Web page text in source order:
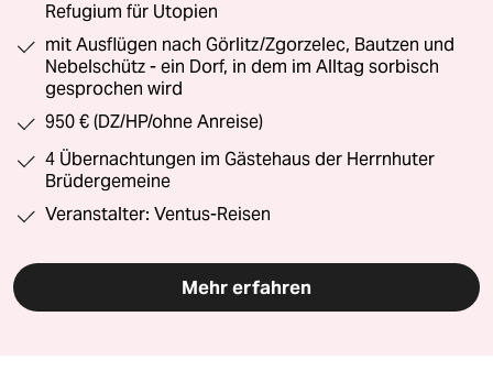
Refugium für Utopien
mit Ausflügen nach Görlitz/Zgorzelec, Bautzen und
Nebelschütz - ein Dorf, in dem im Alltag sorbisch
gesprochen wird
950 € (DZ/HP/ohne Anreise)
4 Übernachtungen im Gästehaus der Herrnhuter
Brüdergemeine
Veranstalter: Ventus-Reisen
Mehr erfahren